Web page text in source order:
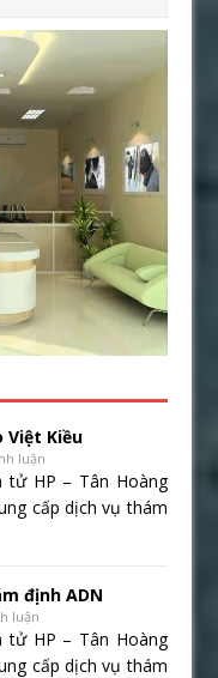
Kiều
luận
tử HP – Tân Hoàng
cấp dịch vụ thám
định ADN
luận
tử HP – Tân Hoàng
cấp dịch vụ thám